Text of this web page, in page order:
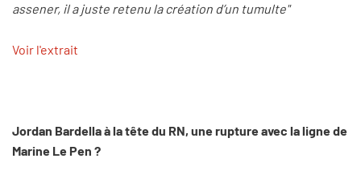
assener, il a juste retenu la création d’un tumulte"
Voir l'extrait
Jordan Bardella à la tête du RN, une rupture avec la ligne de
Marine Le Pen ?